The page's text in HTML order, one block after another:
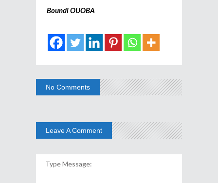
Boundi OUOBA
No Comments
Leave A Comment